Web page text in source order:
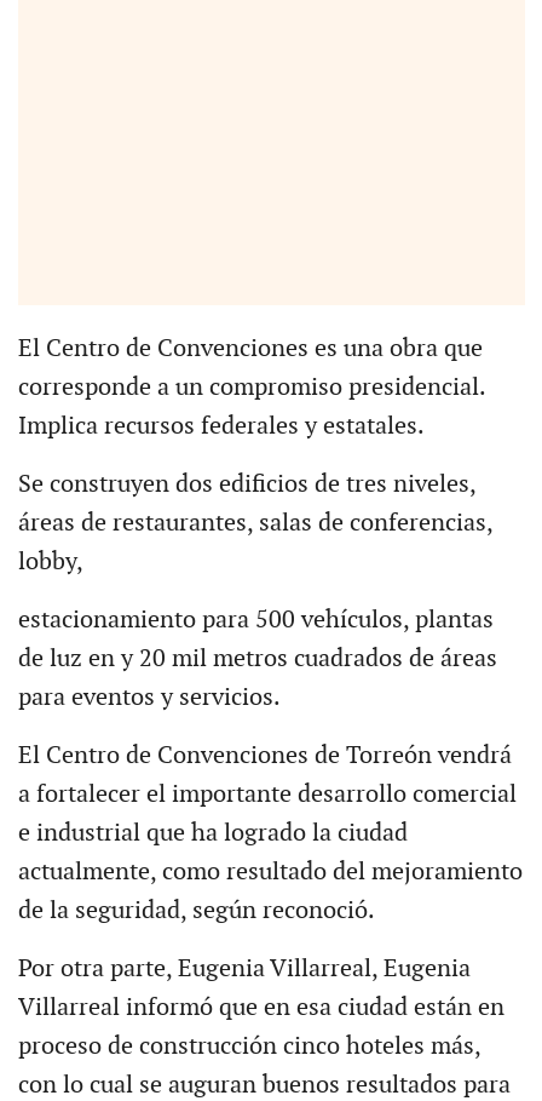
El Centro de Convenciones es una obra que
corresponde a un compromiso presidencial.
Implica recursos federales y estatales.
Se construyen dos edificios de tres niveles,
áreas de restaurantes, salas de conferencias,
lobby,
estacionamiento para 500 vehículos, plantas
de luz en y 20 mil metros cuadrados de áreas
para eventos y servicios.
El Centro de Convenciones de Torreón vendrá
a fortalecer el importante desarrollo comercial
e industrial que ha logrado la ciudad
actualmente, como resultado del mejoramiento
de la seguridad, según reconoció.
Por otra parte, Eugenia Villarreal, Eugenia
Villarreal informó que en esa ciudad están en
proceso de construcción cinco hoteles más,
con lo cual se auguran buenos resultados para